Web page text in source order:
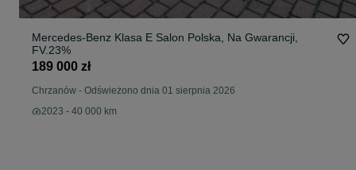
Mercedes-Benz Klasa E Salon Polska, Na Gwarancji,
FV.23%
189 000 zł
Chrzanów - Odświeżono dnia 01 sierpnia 2026
2023 - 40 000 km